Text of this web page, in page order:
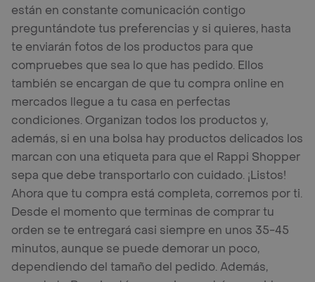
están en constante comunicación contigo
preguntándote tus preferencias y si quieres, hasta
te enviarán fotos de los productos para que
compruebes que sea lo que has pedido. Ellos
también se encargan de que tu compra online en
mercados llegue a tu casa en perfectas
condiciones. Organizan todos los productos y,
además, si en una bolsa hay productos delicados los
marcan con una etiqueta para que el Rappi Shopper
sepa que debe transportarlo con cuidado. ¡Listos!
Ahora que tu compra está completa, corremos por ti.
Desde el momento que terminas de comprar tu
orden se te entregará casi siempre en unos 35-45
minutos, aunque se puede demorar un poco,
dependiendo del tamaño del pedido. Además,